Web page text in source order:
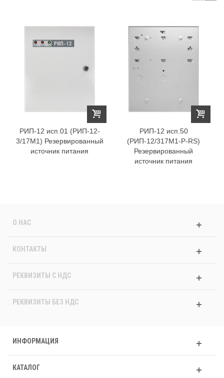
РИП-12 исп.01 (РИП-12-
3/17М1) Резервированный
источник питания
РИП-12 исп.50
(РИП-12/317М1-Р-RS)
Резервированный
источник питания
О НАС
КОНТАКТЫ
РЕКВИЗИТЫ C НДС
РЕКВИЗИТЫ БЕЗ НДС
ИНФОРМАЦИЯ
КАТАЛОГ